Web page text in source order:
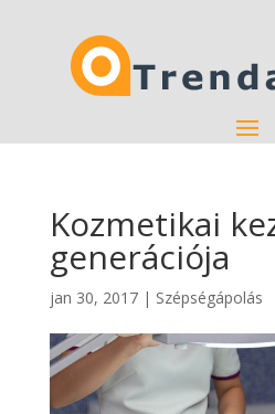
Kozmetikai
generációja
jan 30, 2017| Szépségápolás